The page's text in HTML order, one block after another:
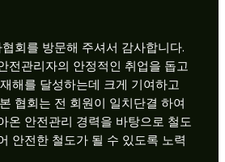
회를 방문해 주셔서 감사합니다.
전관리자의 안정적인 취업을 돕고
해를 달성하는데 크게 기여하고
협회는 전 회원이 일치단결 하여
온 안전관리 경력을 바탕으로 철도
안전한 철도가 될 수 있도록 노력